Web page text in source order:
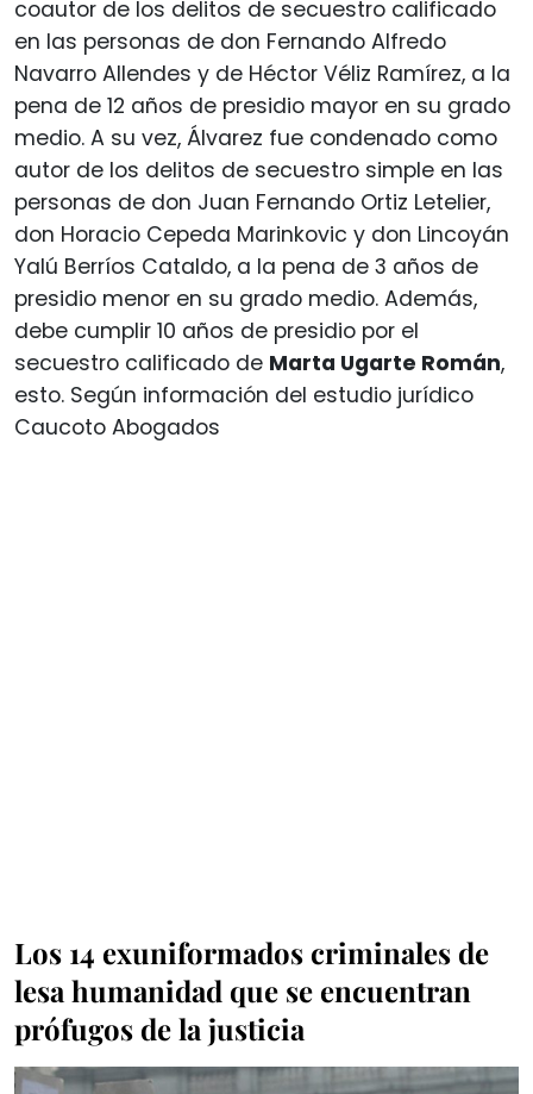
coautor de los delitos de secuestro calificado
en las personas de don Fernando Alfredo
Navarro Allendes y de Héctor Véliz Ramírez, a la
pena de 12 años de presidio mayor en su grado
medio. A su vez, Álvarez fue condenado como
autor de los delitos de secuestro simple en las
personas de don Juan Fernando Ortiz Letelier,
don Horacio Cepeda Marinkovic y don Lincoyán
Yalú Berríos Cataldo, a la pena de 3 años de
presidio menor en su grado medio. Además,
debe cumplir 10 años de presidio por el
secuestro calificado de Marta Ugarte Román,
esto. Según información del estudio jurídico
Caucoto Abogados
Los 14 exuniformados criminales de
lesa humanidad que se encuentran
prófugos de la justicia